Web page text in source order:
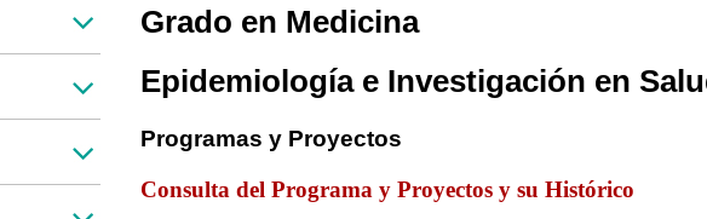
Grado en Medicina
Epidemiología e Investigación en
Programas y Proyectos
Consulta del Programa y Proyectos y su Histórico